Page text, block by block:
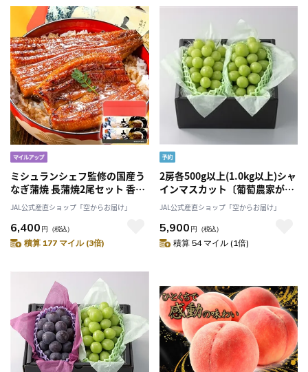
ミシュランシェフ監修の国産う
なぎ蒲焼 長蒲焼2尾セット 香ば
しく、ふっくら「大五うなぎ工
房」「大五通商株式会社」
JAL公式産直ショップ「空からお届け」
6,400 円 （税込）
積算 177 マイル (3倍)
2房各500g以上(1.0kg以上)シャ
インマスカット〔葡萄農家が贈
る〕こだわり満載の厳選シャイ
ンマスカット〔8月下旬～発
送〕「Nini farm」
JAL公式産直ショップ「空からお届け」
5,900 円 （税込）
積算 54 マイル (1倍)